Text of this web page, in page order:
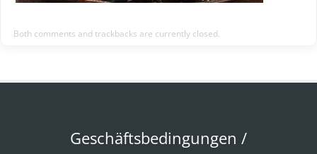
Both comments and trackbacks are currently closed.
Geschäftsbedingungen /